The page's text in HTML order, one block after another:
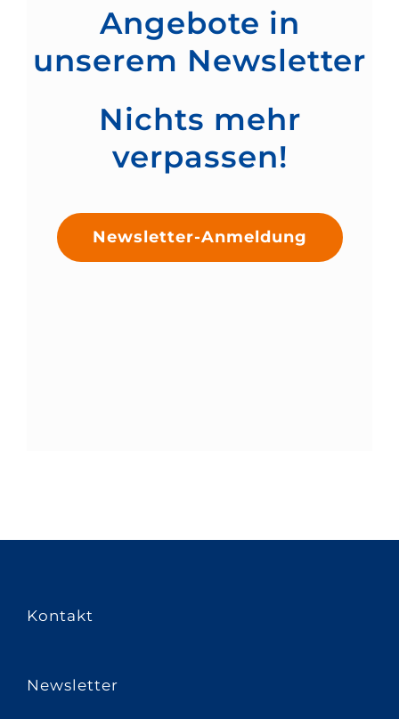
Angebote in
unserem Newsletter
Nichts mehr
verpassen!
Newsletter-Anmeldung
Kontakt
Newsletter